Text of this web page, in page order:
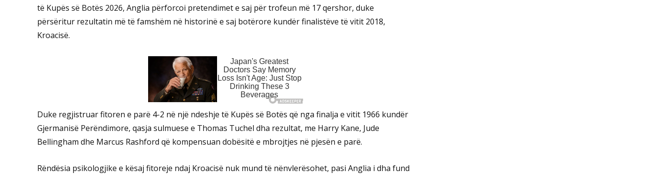
të Kupës së Botës 2026, Anglia përforcoi pretendimet e saj për trofeun më 17 qershor, duke
përsëritur rezultatin më të famshëm në historinë e saj botërore kundër finalistëve të vitit 2018,
Kroacisë.
Duke regjistruar fitoren e parë 4-2 në një ndeshje të Kupës së Botës që nga finalja e vitit 1966 kundër
Gjermanisë Perëndimore, qasja sulmuese e Thomas Tuchel dha rezultat, me Harry Kane, Jude
Bellingham dhe Marcus Rashford që kompensuan dobësitë e mbrojtjes në pjesën e parë.
Rëndësia psikologjike e kësaj fitoreje ndaj Kroacisë nuk mund të nënvlerësohet, pasi Anglia i dha fund